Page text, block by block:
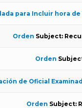
para Incluir hora de
Orden Subject:
Orden
de Oficial
Orden Subject: